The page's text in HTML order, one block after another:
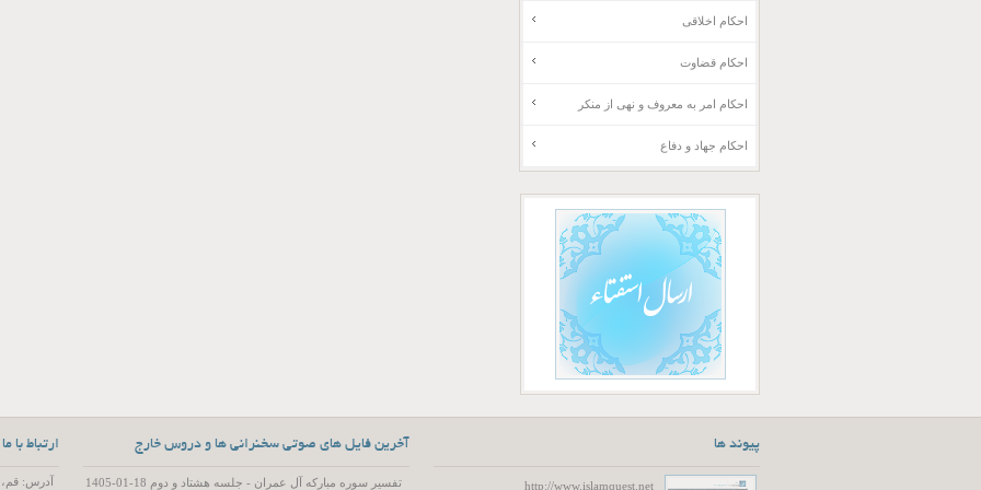
احکام اخلاقی
احکام قضاوت
احکام امر به معروف و نهی از منکر
احکام جهاد و دفاع
پیوند ها
http://www.islamquest.net
آخرین فایل های صوتی سخنرانی ها و دروس خارج
تفسیر سوره مبارکه آل عمران - جلسه هشتاد و دوم 18-01-1405
ارتباط با ما
آدرس: قم، 55 متری عمار یاسر، کوچه 15،